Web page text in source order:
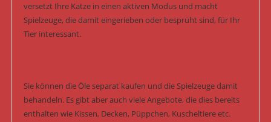
versetzt Ihre Katze in einen aktiven Modus und macht
Spielzeuge, die damit eingerieben oder besprüht sind, für Ihr
Tier interessant.
Sie können die Öle separat kaufen und die Spielzeuge damit
behandeln. Es gibt aber auch viele Angebote, die dies bereits
enthalten wie Kissen, Decken, Püppchen, Kuscheltiere etc.